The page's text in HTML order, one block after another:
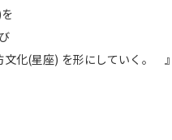
文化(星座) を形にしていく。